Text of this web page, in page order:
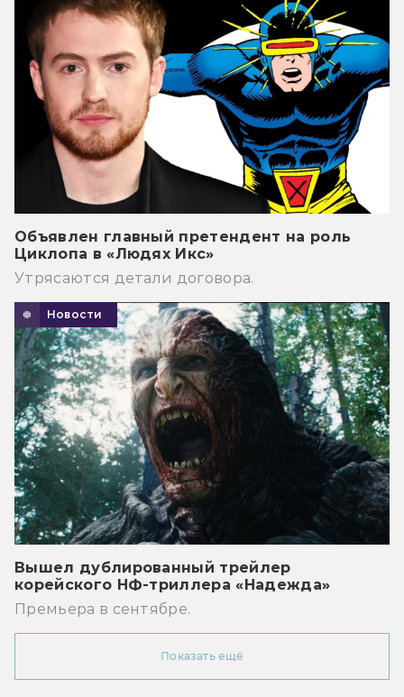
Объявлен главный претендент на роль
Циклопа в «Людях Икс»
Утрясаются детали договора.
Новости
Вышел дублированный трейлер
корейского НФ-триллера «Надежда»
Премьера в сентябре.
Показать ещё